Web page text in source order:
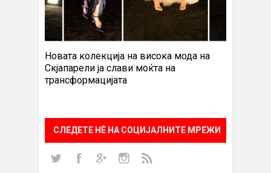
Новата колекција на висока мода на
Скјапарели ја слави моќта на
трансформацијата
СЛЕДЕТЕ НÈ НА СОЦИЈАЛНИТЕ МРЕЖИ